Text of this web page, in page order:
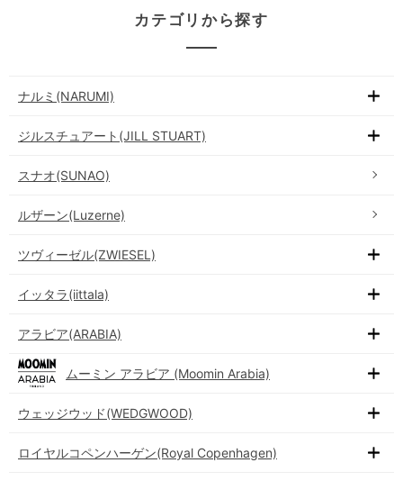
カテゴリから探す
ナルミ(NARUMI)
ジルスチュアート(JILL STUART)
スナオ(SUNAO)
ルザーン(Luzerne)
ツヴィーゼル(ZWIESEL)
イッタラ(iittala)
アラビア(ARABIA)
ムーミン アラビア (Moomin Arabia)
ウェッジウッド(WEDGWOOD)
ロイヤルコペンハーゲン(Royal Copenhagen)